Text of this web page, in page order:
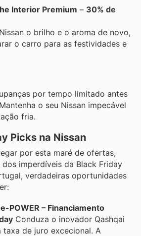
Interior Premium – 30% de
o brilho e o aroma de novo,
o carro para as festividades e
por tempo limitado antes
o seu Nissan impecável
fria.
Picks na Nissan
por esta maré de ofertas,
imperdíveis da Black Friday
verdadeiras oportunidades
POWER – Financiamento
Conduza o inovador Qashqai
taxa de juro excecional. A